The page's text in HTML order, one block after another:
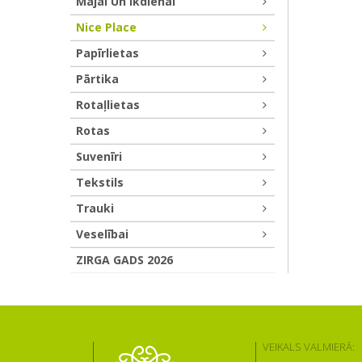
Nice Place
Papīrlietas
Pārtika
Rotaļlietas
Rotas
Suvenīri
Tekstils
Trauki
Veselībai
ZIRGA GADS 2026
VEIKALS VALMIERĀ: